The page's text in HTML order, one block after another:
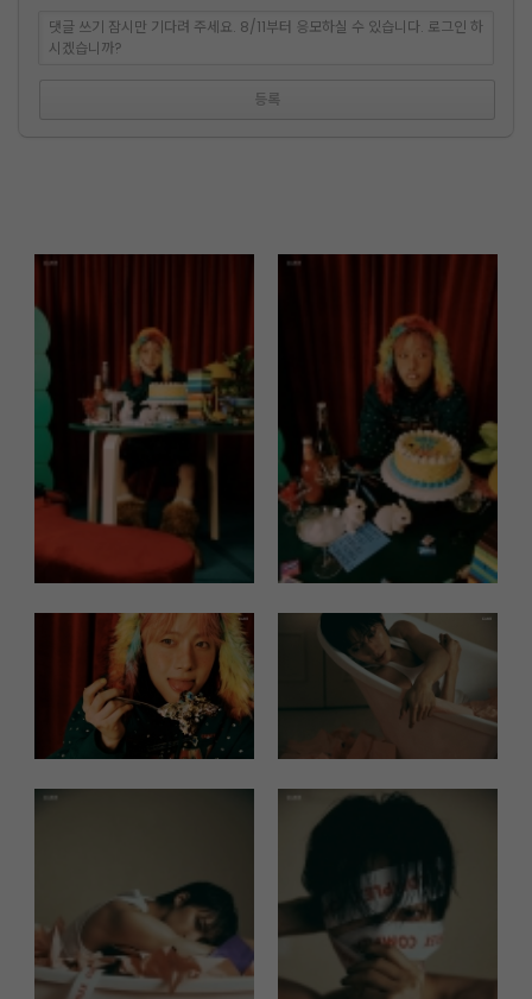
댓글 쓰기 잠시만 기다려 주세요. 8/11부터 응모하실 수 있습니다. 로그인 하
시겠습니까?